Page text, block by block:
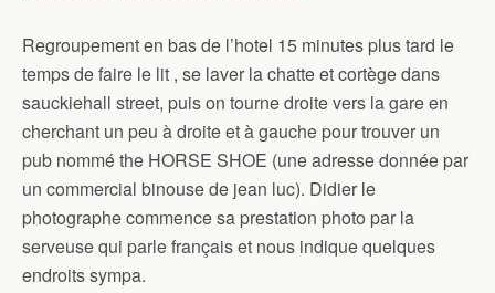
Regroupement en bas de l’hotel 15 minutes plus tard le
temps de faire le lit , se laver la chatte et cortège dans
sauckiehall street, puis on tourne droite vers la gare en
cherchant un peu à droite et à gauche pour trouver un
pub nommé the HORSE SHOE (une adresse donnée par
un commercial binouse de jean luc). Didier le
photographe commence sa prestation photo par la
serveuse qui parle français et nous indique quelques
endroits sympa.